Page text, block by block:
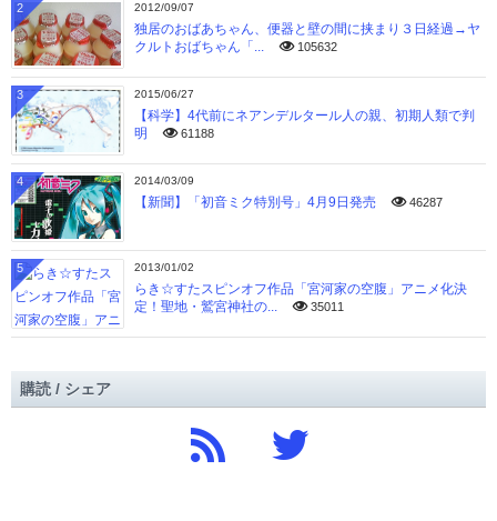
2012/09/07
独居のおばあちゃん、便器と壁の間に挟まり３日経過→ヤ
クルトおばちゃん「...
105632
2
2015/06/27
【科学】4代前にネアンデルタール人の親、初期人類で判
明
61188
3
2014/03/09
【新聞】「初音ミク特別号」4月9日発売 46287
4
2013/01/02
らき☆すたスピンオフ作品「宮河家の空腹」アニメ化決
定！聖地・鷲宮神社の...
35011
5
購読 / シェア